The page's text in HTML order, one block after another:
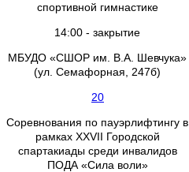
спортивной гимнастике
14:00 - закрытие
МБУДО «СШОР им. В.А. Шевчука»
(ул. Семафорная, 247б)
20
Соревнования по пауэрлифтингу в
рамках XXVII Городской
спартакиады среди инвалидов
ПОДА «Сила воли»